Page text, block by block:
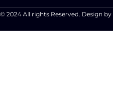
© 2024 All rights Reserved. Design by